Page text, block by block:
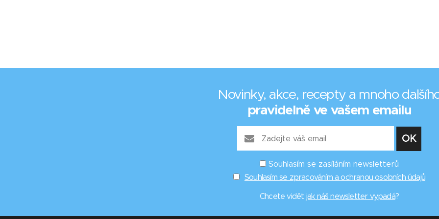
Novinky, akce, recepty a mnoho
pravidelně ve vašem emailu
Souhlasím se zasíláním newsletterů
Souhlasím se zpracováním a ochranou osobních údajů
Chcete vidět jak náš newsletter vypadá?